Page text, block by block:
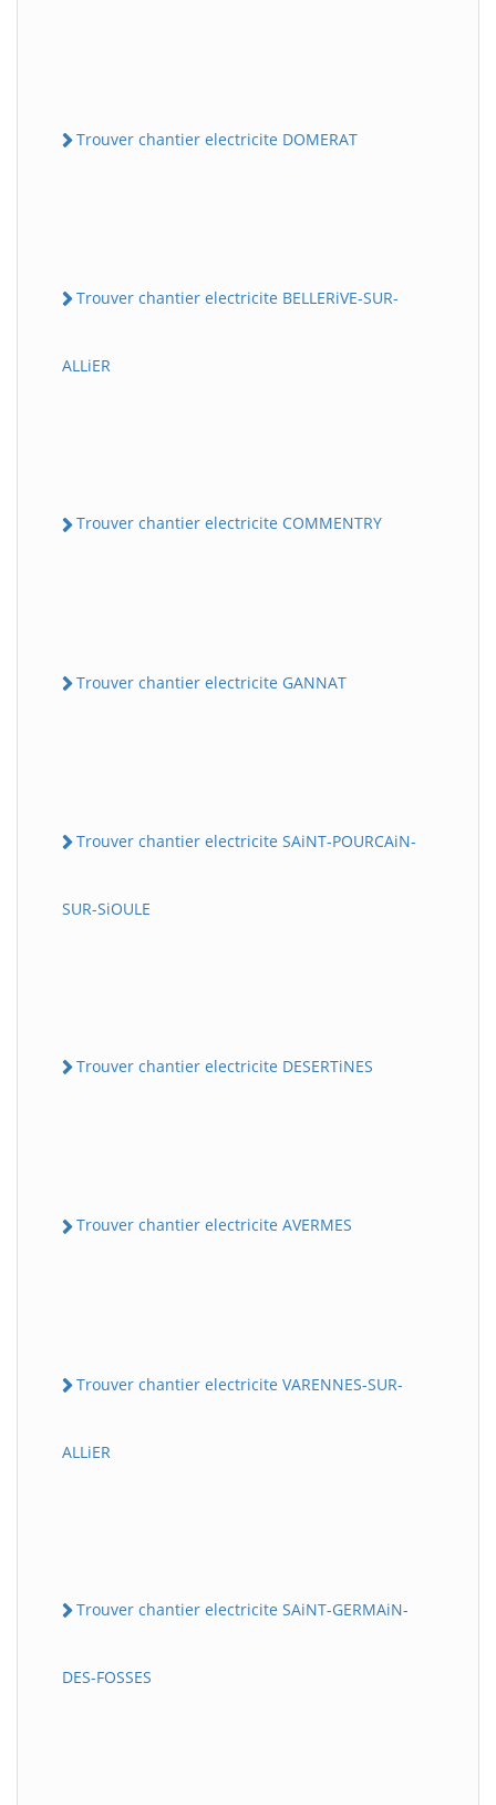
Trouver chantier electricite DOMERAT
Trouver chantier electricite BELLERiVE-SUR-
ALLiER
Trouver chantier electricite COMMENTRY
Trouver chantier electricite GANNAT
Trouver chantier electricite SAiNT-POURCAiN-
SUR-SiOULE
Trouver chantier electricite DESERTiNES
Trouver chantier electricite AVERMES
Trouver chantier electricite VARENNES-SUR-
ALLiER
Trouver chantier electricite SAiNT-GERMAiN-
DES-FOSSES